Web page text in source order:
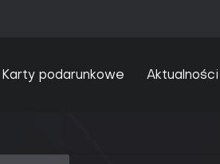
Karty podarunkowe Aktualności